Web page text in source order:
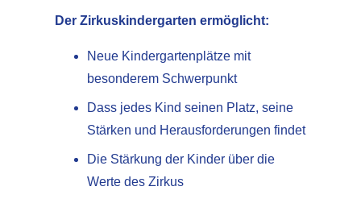
Der Zirkuskindergarten ermöglicht:
Neue Kindergartenplätze mit
besonderem Schwerpunkt
Dass jedes Kind seinen Platz, seine
Stärken und Herausforderungen findet
Die Stärkung der Kinder über die
Werte des Zirkus